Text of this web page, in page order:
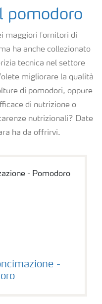
pomodoro
maggiori fornitori di
ha anche collezionato
tecnica nel settore
migliorare la qualità
di pomodori, oppure
di nutrizione o
nutrizionali? Date
ha da offrirvi.
-